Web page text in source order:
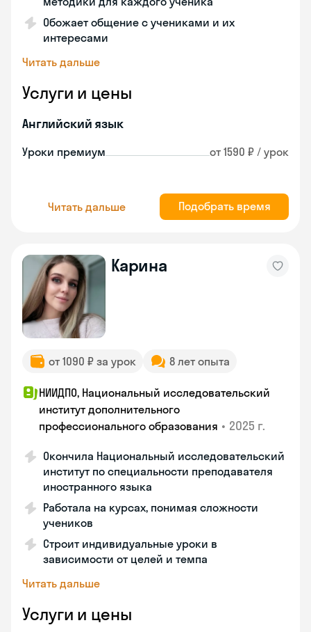
Обожает общение с учениками и их
интересами
Читать дальше
Услуги и цены
Английский язык
Уроки премиум от 1590 ₽ / урок
Читать дальше Подобрать время
Карина
от 1090 ₽ за урок 8 лет опыта
НИИДПО, Национальный исследовательский
институт дополнительного
профессионального образования • 2025 г.
Окончила Национальный исследовательский
институт по специальности преподавателя
иностранного языка
Работала на курсах, понимая сложности
учеников
Строит индивидуальные уроки в
зависимости от целей и темпа
Читать дальше
Услуги и цены